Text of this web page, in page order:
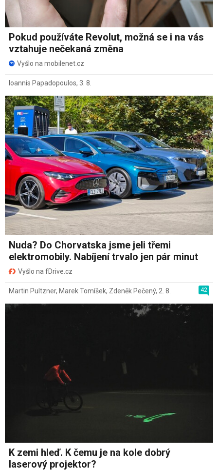
Pokud používáte Revolut, možná se i na vás
vztahuje nečekaná změna
Vyšlo na mobilenet.cz
Ioannis Papadopoulos, 3. 8.
Nuda? Do Chorvatska jsme jeli třemi
elektromobily. Nabíjení trvalo jen pár minut
Vyšlo na fDrive.cz
42
Martin Pultzner, Marek Tomíšek, Zdeněk Pečený, 2. 8.
K zemi hleď. K čemu je na kole dobrý
laserový projektor?